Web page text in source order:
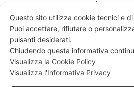
Cancelleria: Via Giosuè Carducci,
eMail: cancelleria@ordine-
Tel. +39 06 47.41.190 +39 06
Social
f
InstagramYoutube
Questo sito utilizza cookie tecnici e
Puoi accettare, rifiutare o
pulsanti desiderati.
Chiudendo questa informativa
Visualizza la Cookie Policy
Visualizza l'Informativa Privacy